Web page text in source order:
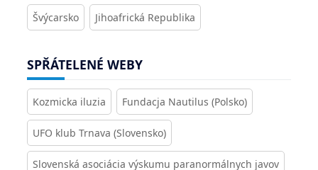
Švýcarsko Jihoafrická Republika
SPŘÁTELENÉ WEBY
Kozmicka iluzia Fundacja Nautilus (Polsko)
UFO klub Trnava (Slovensko)
Slovenská asociácia výskumu paranormálnych javov